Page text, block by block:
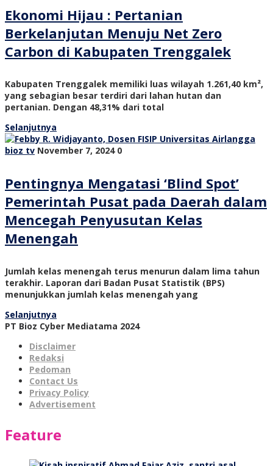
Ekonomi Hijau : Pertanian
Berkelanjutan Menuju Net Zero
Carbon di Kabupaten Trenggalek
Kabupaten Trenggalek memiliki luas wilayah 1.261,40 km²,
yang sebagian besar terdiri dari lahan hutan dan
pertanian. Dengan 48,31% dari total
Selanjutnya
bioz tv November 7, 2024 0
Pentingnya Mengatasi ‘Blind Spot’
Pemerintah Pusat pada Daerah dalam
Mencegah Penyusutan Kelas
Menengah
Jumlah kelas menengah terus menurun dalam lima tahun
terakhir. Laporan dari Badan Pusat Statistik (BPS)
menunjukkan jumlah kelas menengah yang
Selanjutnya
PT Bioz Cyber Mediatama 2024
Disclaimer
Redaksi
Pedoman
Contact Us
Privacy Policy
Advertisement
Feature